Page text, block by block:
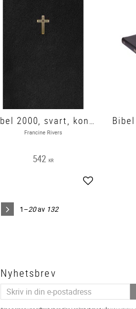
Bibel 2000, svart, konstskinn200x150x 33mm, guldsnitt
Francine Rivers
542 KR
Lägg till i
1–20av 132
Nyhetsbrev